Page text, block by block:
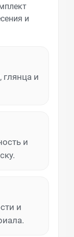
и
и
и
и